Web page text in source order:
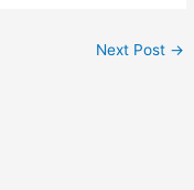
Next Post →